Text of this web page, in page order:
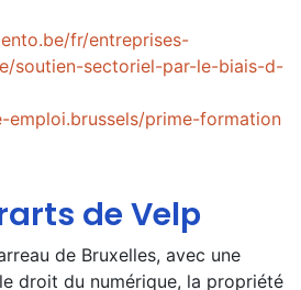
fr/entreprises-
soutien-sectoriel-par-le-biais-d-
emploi.brussels/prime-formation
de Velp
de Bruxelles, avec une
droit du numérique, la propriété